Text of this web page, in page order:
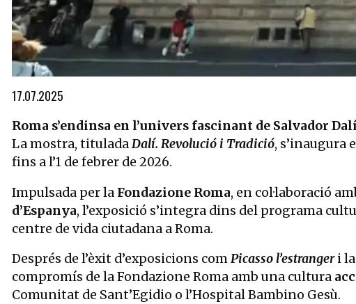
Diapositiva 1 de 1
17.07.2025
Roma s’endinsa en l’univers fascinant de Salvador
La mostra, tituladaDalí. Revolució i Tradició, s’inaugura
fins a l’1 de febrer de 2026.
Impulsada per la Fondazione Roma, en col·laboració
d’Espanya, l’exposició s’integra dins del programa
centre de vida ciutadana a Roma.
Després de l’èxit d’exposicions comPicasso l’estranger i
compromís de la Fondazione Roma amb una cultura
Comunitat de Sant’Egidio o l’Hospital Bambino Gesù.